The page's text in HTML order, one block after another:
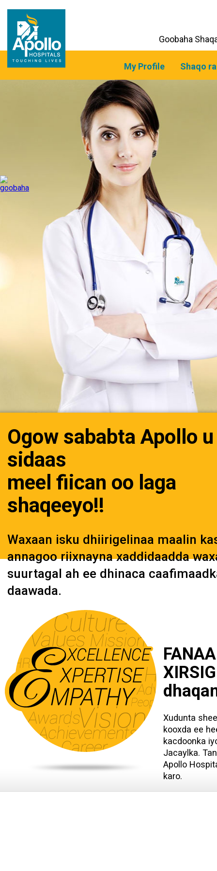
Goobaha
Shaqo
My Profile
Ogow sababta Apollo
sidaas
meel fiican oo laga
shaqeeyo!!
Waxaan isku dhiirigelinaa maalin
annagoo riixnayna xaddidaadda
suurtagal ah ee dhinaca
daawada.
Xudunta
kooxda ee
kacdoonka
Jacaylka.
Apollo
karo.